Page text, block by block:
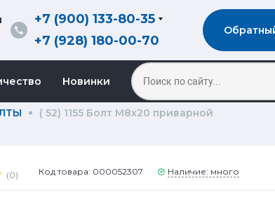
+7 (900) 133-80-35
+7 (928) 180-00-70
Новинки
( 52) 1155 Болт М8х20 приварной
(0) Код товара: 000052307 Наличие: много